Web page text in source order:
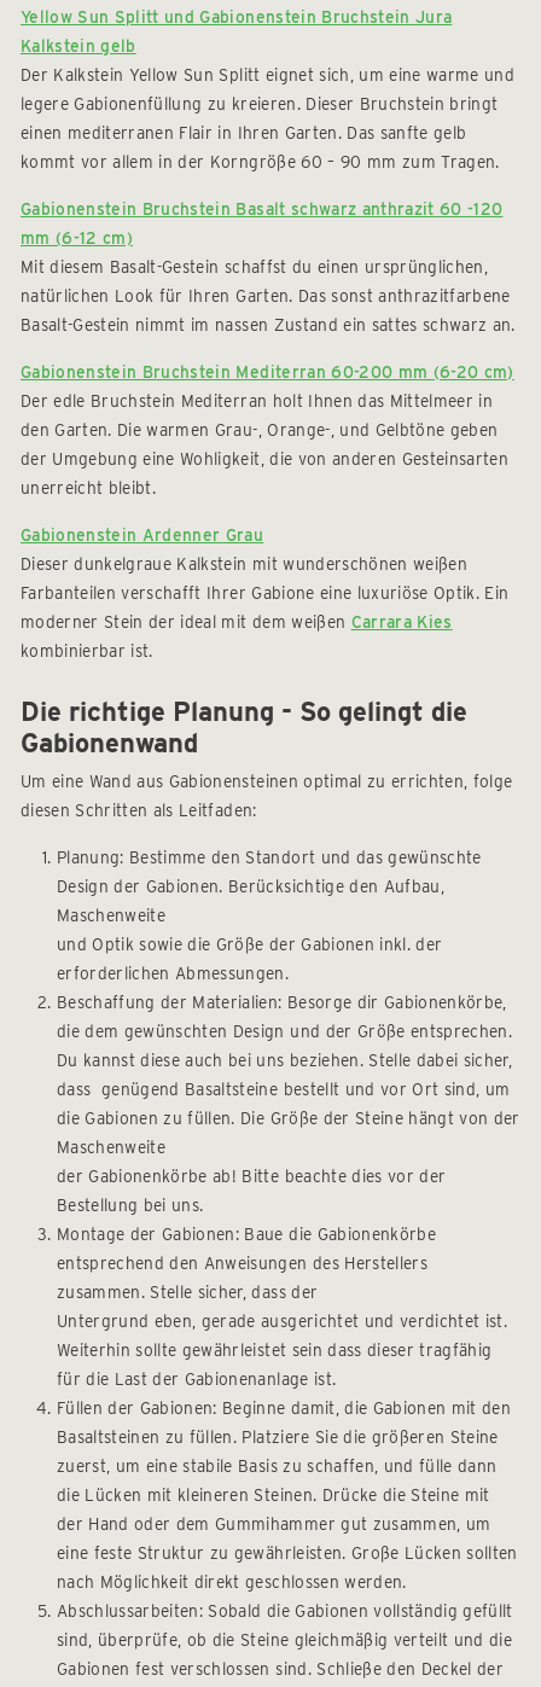
Yellow Sun Splitt und Gabionenstein Bruchstein Jura
Kalkstein gelb
Der Kalkstein Yellow Sun Splitt eignet sich, um eine warme und
legere Gabionenfüllung zu kreieren. Dieser Bruchstein bringt
einen mediterranen Flair in Ihren Garten. Das sanfte gelb
kommt vor allem in der Korngröße 60 – 90 mm zum Tragen.
Gabionenstein Bruchstein Basalt schwarz anthrazit 60 -120
mm (6-12 cm)
Mit diesem Basalt-Gestein schaffst du einen ursprünglichen,
natürlichen Look für Ihren Garten. Das sonst anthrazitfarbene
Basalt-Gestein nimmt im nassen Zustand ein sattes schwarz an.
Gabionenstein Bruchstein Mediterran 60-200 mm (6-20 cm)
Der edle Bruchstein Mediterran holt Ihnen das Mittelmeer in
den Garten. Die warmen Grau-, Orange-, und Gelbtöne geben
der Umgebung eine Wohligkeit, die von anderen Gesteinsarten
unerreicht bleibt.
Gabionenstein Ardenner Grau
Dieser dunkelgraue Kalkstein mit wunderschönen weißen
Farbanteilen verschafft Ihrer Gabione eine luxuriöse Optik. Ein
moderner Stein der ideal mit dem weißen Carrara Kies
kombinierbar ist.
Die richtige Planung - So gelingt die
Gabionenwand
Um eine Wand aus Gabionensteinen optimal zu errichten, folge
diesen Schritten als Leitfaden:
Planung: Bestimme den Standort und das gewünschte
Design der Gabionen. Berücksichtige den Aufbau,
Maschenweite
und Optik sowie die Größe der Gabionen inkl. der
erforderlichen Abmessungen.
Beschaffung der Materialien: Besorge dir Gabionenkörbe,
die dem gewünschten Design und der Größe entsprechen.
Du kannst diese auch bei uns beziehen. Stelle dabei sicher,
dass genügend Basaltsteine bestellt und vor Ort sind, um
die Gabionen zu füllen. Die Größe der Steine hängt von der
Maschenweite
der Gabionenkörbe ab! Bitte beachte dies vor der
Bestellung bei uns.
Montage der Gabionen: Baue die Gabionenkörbe
entsprechend den Anweisungen des Herstellers
zusammen. Stelle sicher, dass der
Untergrund eben, gerade ausgerichtet und verdichtet ist.
Weiterhin sollte gewährleistet sein dass dieser tragfähig
für die Last der Gabionenanlage ist.
Füllen der Gabionen: Beginne damit, die Gabionen mit den
Basaltsteinen zu füllen. Platziere Sie die größeren Steine
zuerst, um eine stabile Basis zu schaffen, und fülle dann
die Lücken mit kleineren Steinen. Drücke die Steine mit
der Hand oder dem Gummihammer gut zusammen, um
eine feste Struktur zu gewährleisten. Große Lücken sollten
nach Möglichkeit direkt geschlossen werden.
Abschlussarbeiten: Sobald die Gabionen vollständig gefüllt
sind, überprüfe, ob die Steine gleichmäßig verteilt und die
Gabionen fest verschlossen sind. Schließe den Deckel der